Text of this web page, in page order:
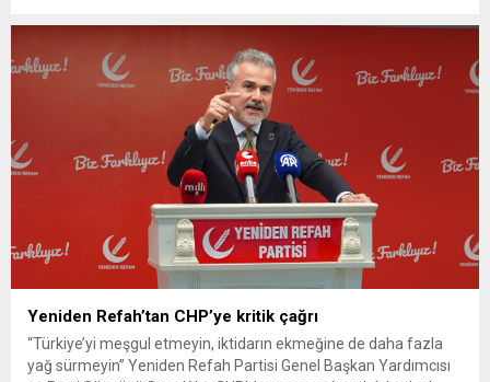
Yeniden Refah’tan CHP’ye kritik çağrı
“Türkiye’yi meşgul etmeyin, iktidarın ekmeğine de daha fazla
yağ sürmeyin” Yeniden Refah Partisi Genel Başkan Yardımcısı